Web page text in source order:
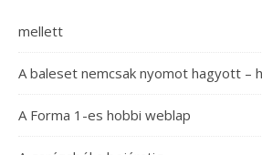
mellett
A baleset nemcsak nyomot hagyott –
A Forma 1-es hobbi weblap